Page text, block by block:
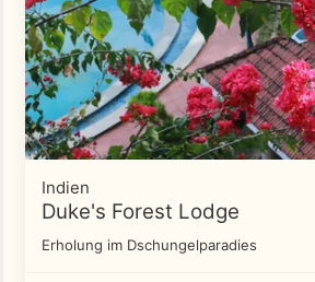
Indien
Duke's Forest Lodge
Erholung im Dschungelparadies